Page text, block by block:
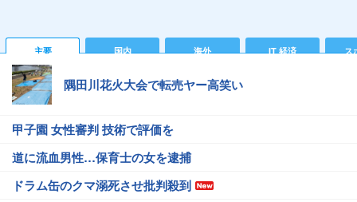
主要 国内 海外 IT 経済 ス
隅田川花火大会で転売ヤー高笑い
甲子園 女性審判 技術で評価を
道に流血男性…保育士の女を逮捕
ドラム缶のクマ溺死させ批判殺到